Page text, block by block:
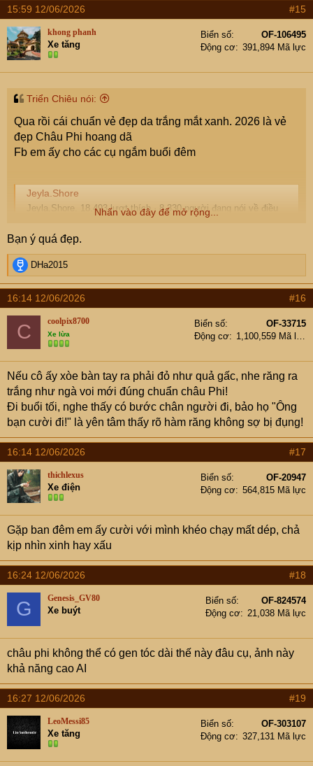
15:59 12/06/2026 #15
khong phanh
Xe tăng
Biển số
OF-106495
Động cơ
391,894 Mã lực
Triển Chiêu nói:
Qua rồi cái chuẩn vẻ đẹp da trắng mắt xanh. 2026 là vẻ
đẹp Châu Phi hoang dã
Fb em ấy cho các cụ ngắm buổi đêm
Jeyla.Shore
Jeyla.Shore. 18.493 lượt thích · 8.330 người đang nói về điều
này. ✨ brand ambassador aceaispark.com ✨ delulu style bestie
who actually pulls it off ✨ 22 • thrift queen • making trends
wearable IRL 🖤
www.facebook.com
Nhấn vào đây để mở rộng...
Bạn ý quá đẹp.
R
e
a
c
t
i
o
n
s
:
DHa2015
16:14 12/06/2026 #16
C coolpix8700
Xe lừa
Biển số
OF-33715
Động cơ
Nếu cô ấy xòe bàn tay ra phải đỏ như quả gấc, nhe răng ra
trắng như ngà voi mới đúng chuẩn châu Phi!
Đi buổi tối, nghe thấy có bước chân người đi, bảo họ "Ông
bạn cười đi!" là yên tâm thấy rõ hàm răng không sợ bị đụng!
16:14 12/06/2026 #17
thichlexus
Xe điện
Biển số
OF-20947
Động cơ
564,815 Mã lực
Gặp ban đêm em ấy cười với mình khéo chạy mất dép, chả
kịp nhìn xinh hay xấu
16:24 12/06/2026 #18
G Genesis_GV80
Xe buýt
Biển số
OF-824574
Động cơ
21,038 Mã lực
châu phi không thể có gen tóc dài thế này đâu cụ, ảnh này
khả năng cao AI
16:27 12/06/2026 #19
LeoMessi85
Xe tăng
Biển số
OF-303107
Động cơ
327,131 Mã lực